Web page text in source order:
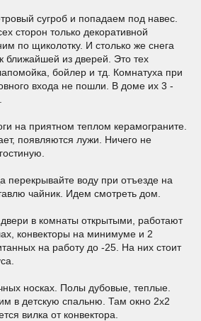
сугроб и попадаем под навес.
сторон только декоративной
по щиколотку. И столько же снега
ближайшей из дверей. Это тех
бойлер и тд. Комнатуха при
входа не пошли. В доме их 3 -
на приятном теплом керамограните.
появляются лужи. Ничего не
перекрывайте воду при отъезде на
чайник. Идем смотреть дом.
в комнаты открытыми, работают
конвекторы на минимуме и 2
на работу до -25. На них стоит
носках. Полы дубовые, теплые.
в детскую спальню. Там окно 2х2
вилка от конвектора.